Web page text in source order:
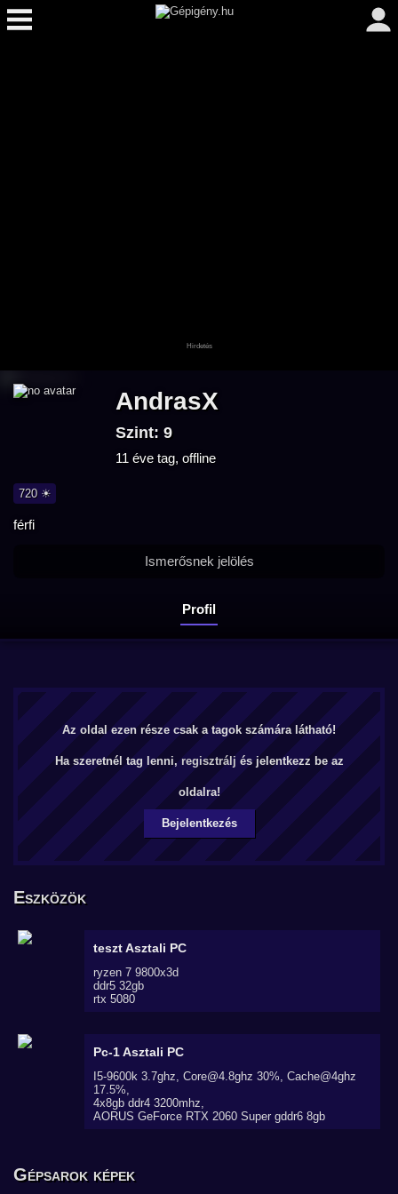
AndrasX
Szint: 9
11 éve tag, offline
720 ☀
férfi
Profil
Ismerősnek jelölés
Az oldal ezen része csak a tagok számára látható!
Ha szeretnél tag lenni, regisztrálj és jelentkezz be az
oldalra!
Bejelentkezés
Eszközök
tesztAsztali PC
ryzen 7 9800x3d
ddr5 32gb
rtx 5080
Pc-1Asztali PC
I5-9600k 3.7ghz, Core@4.8ghz 30%, Cache@4ghz
17.5%,
4x8gb ddr4 3200mhz,
AORUS GeForce RTX 2060 Super gddr6 8gb
Gépsarok képek